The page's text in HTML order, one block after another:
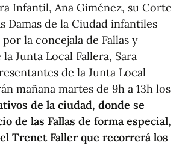
Infantil, Ana Giménez, su Corte
Damas de la Ciudad infantiles
la concejala de Fallas y
Junta Local Fallera, Sara
de la Junta Local
mañana martes de 9h a 13h los
de la ciudad, donde se
de las Fallas de forma especial,
Trenet Faller que recorrerá los